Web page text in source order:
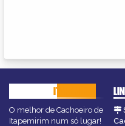
ITAPEMIRIM
O melhor de Cachoeiro de
Itapemirim num só lugar!